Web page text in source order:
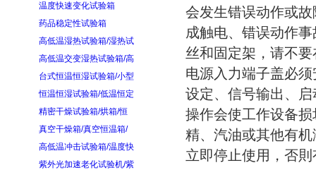
温度快速变化试验箱
药品稳定性试验箱
高低温湿热试验箱/湿热试
高低温交变湿热试验箱/高
台式恒温恒湿试验箱/小型
恒温恒湿试验箱/低温恒定
精密干燥试验箱/烘箱/恒
真空干燥箱/真空恒温箱/
高低温冲击试验箱/温度快
紫外光加速老化试验机/紫
会发生错误动作或
成触电、错误动作
丝和固定架，请不
电源入力端子盖必
设定、信号输出、
操作会使工作设备
精、汽油或其他有
立即停止使用，否